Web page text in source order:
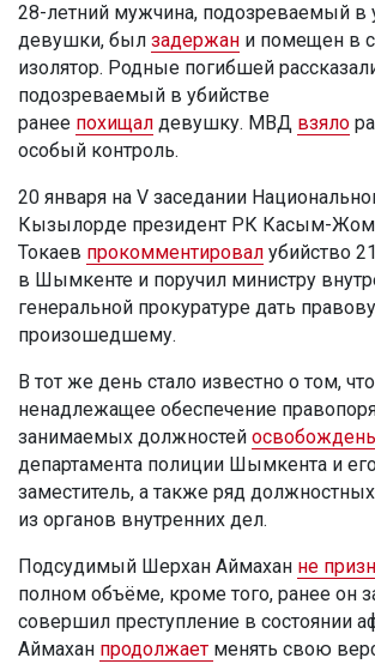
28-летний мужчина, подозреваемый в
девушки, был задержан и помещен в
изолятор. Родные погибшей
подозреваемый в убийстве
ранее похищал девушку. МВД взяло
особый контроль.
20 января на V заседании
Кызылорде президент РК Касым-
Токаев прокомментировал убийство
в Шымкенте и поручил министру
генеральной прокуратуре дать
произошедшему.
В тот же день стало известно о том,
ненадлежащее обеспечение
занимаемых должностей
департамента полиции Шымкента и
заместитель, а также ряд
из органов внутренних дел.
Подсудимый Шерхан Аймахан не
полном объёме, кроме того, ранее он
совершил преступление в состоянии
Аймахан продолжает менять свою